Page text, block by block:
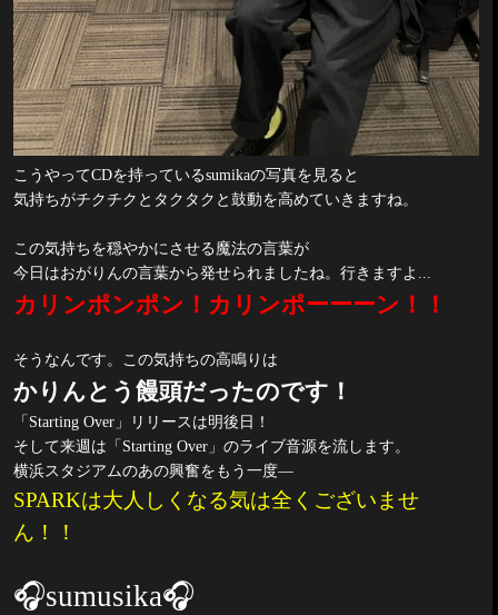
こうやってCDを持っているsumikaの写真を見ると
気持ちがチクチクとタクタクと鼓動を高めていきますね。
この気持ちを穏やかにさせる魔法の言葉が
今日はおがりんの言葉から発せられましたね。行きますよ ...
カリンポンポン！カリンポーーーン！！
そうなんです。この気持ちの高鳴りは
かりんとう饅頭だったのです！
「 Starting Over 」リリースは明後日！
そして来週は「 Starting Over 」のライブ音源を流します。
横浜スタジアムのあの興奮をもう一度―
SPARKは大人しくなる気は全くございませ
ん！！
🎧sumusika🎧